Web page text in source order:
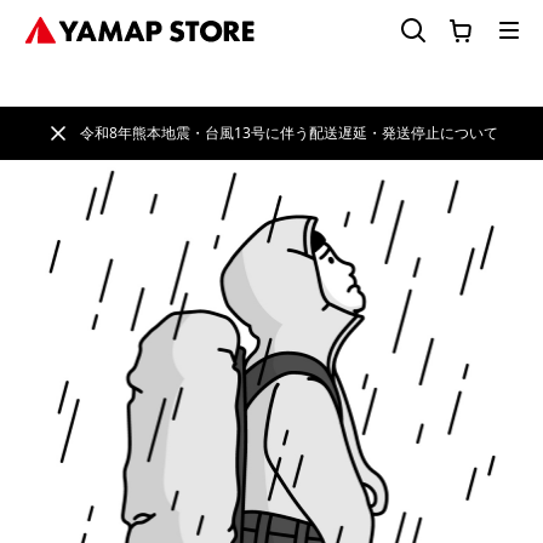
令和8年熊本地震・台風13号に伴う配送遅延・発送停止について